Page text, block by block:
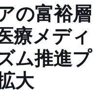
の富裕層
療メディ
ム推進プ
大